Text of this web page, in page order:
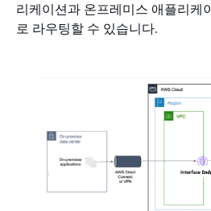
리케이션과 온프레미스 애플리케
로 라우팅할 수 있습니다.